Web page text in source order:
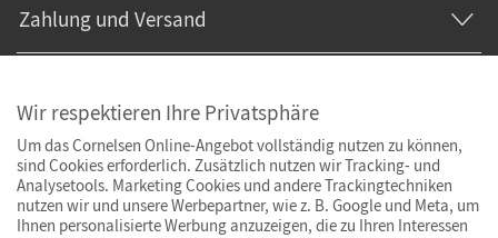
Zahlung und Versand
Wir respektieren Ihre Privatsphäre
Um das Cornelsen Online-Angebot vollständig nutzen zu können,
sind Cookies erforderlich. Zusätzlich nutzen wir Tracking- und
Analysetools. Marketing Cookies und andere Trackingtechniken
nutzen wir und unsere Werbepartner, wie z. B. Google und Meta, um
Ihnen personalisierte Werbung anzuzeigen, die zu Ihren Interessen